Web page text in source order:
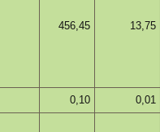
456,45 13,75
0,10 0,01